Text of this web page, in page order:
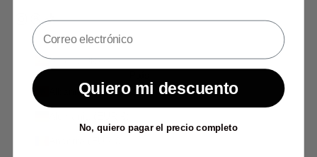
España (EUR €)
Albania (ALL L)
Quiero mi descuento
No, quiero pagar el precio completo